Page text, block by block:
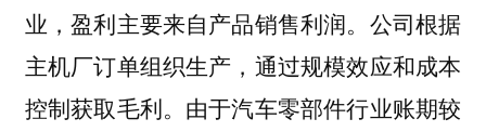
业，盈利主要来自产品销售利润。公司根据
主机厂订单组织生产，通过规模效应和成本
控制获取毛利。由于汽车零部件行业账期较